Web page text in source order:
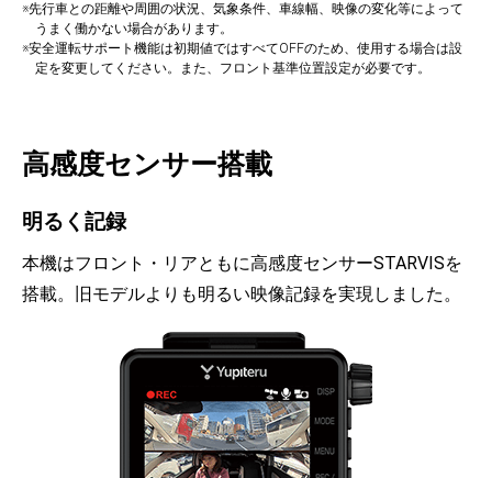
※先行車との距離や周囲の状況、気象条件、車線幅、映像の変化等によって
うまく働かない場合があります。
※安全運転サポート機能は初期値ではすべてOFFのため、使用する場合は設
定を変更してください。また、フロント基準位置設定が必要です。
高感度センサー搭載
明るく記録
本機はフロント・リアともに高感度センサーSTARVISを
搭載。旧モデルよりも明るい映像記録を実現しました。